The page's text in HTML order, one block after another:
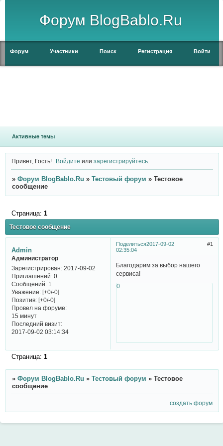
Форум BlogBablo.Ru
Форум Участники Поиск Регистрация Войти
Активные темы
Привет, Гость! Войдите илизарегистрируйтесь
» Форум BlogBablo.Ru » Тестовый форум » Тестовое
сообщение
Тестовое сообщение
Страница: 1
Поделиться 1
2017-09-02
02:35:04
Admin
Администратор
Зарегистрирован: 2017-09-02
Приглашений:0
Сообщений:1
Уважение: [+0/-0]
Позитив: [+0/-0]
Провел на форуме:
15 минут
Последний визит:
2017-09-02 03:14:34
Благодарим за выбор нашего
сервиса!
0
Страница: 1
» Форум BlogBablo.Ru » Тестовый форум » Тестовое
сообщение
создать форум